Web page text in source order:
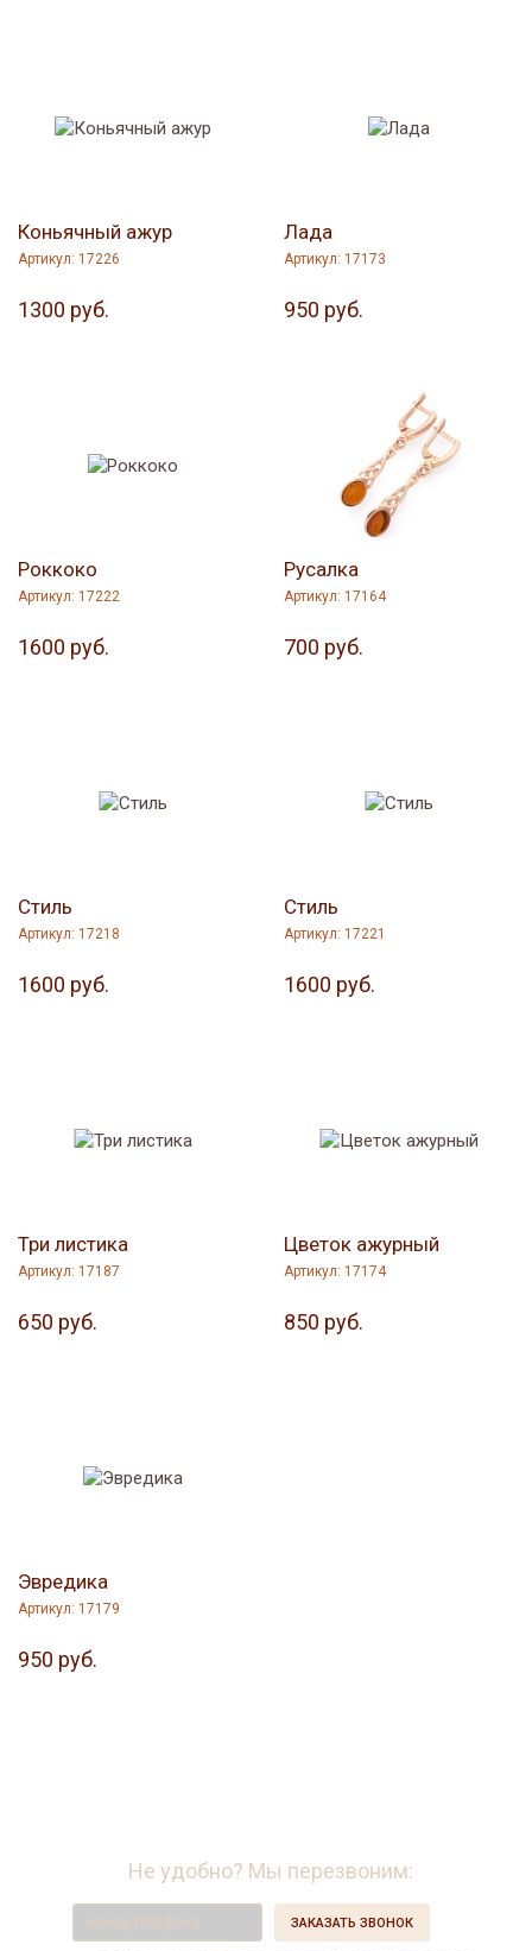
Коньячный ажур
Артикул: 17226
1300 руб.
Лада
Артикул: 17173
950 руб.
Роккоко
Артикул: 17222
1600 руб.
Русалка
Артикул: 17164
700 руб.
Стиль
Артикул: 17218
1600 руб.
Стиль
Артикул: 17221
1600 руб.
Три листика
Артикул: 17187
650 руб.
Цветок ажурный
Артикул: 17174
850 руб.
Эвредика
Артикул: 17179
950 руб.
Не удобно? Мы перезвоним:
ЗАКАЗАТЬ ЗВОНОК